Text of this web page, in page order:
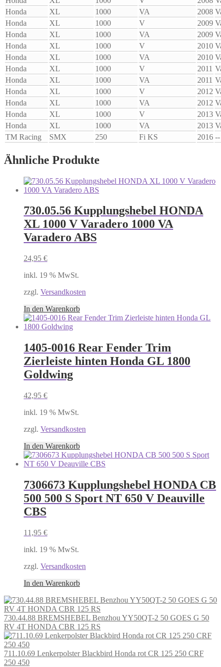
Honda
XL 1000 VA 2008
Honda
XL 1000 V 2009
Honda
XL 1000 VA 2009
Honda
XL 1000 V 2010
Honda
XL 1000 VA 2010
Honda
XL 1000 V 2011
Honda
XL 1000 VA 2011
Honda
XL 1000 V 2012
Honda
XL 1000 VA 2012
Honda
XL 1000 V 2013
Honda
XL 1000 VA 2013
TM Racing
SMX 250 Fi KS 2016 --
Ähnliche Produkte
730.05.56 Kupplungshebel HONDA
XL 1000 V Varadero 1000 VA
Varadero ABS
24,95 €
inkl. 19 % MwSt.
zzgl. Versandkosten
In den Warenkorb
1405-0016 Rear Fender Trim
Zierleiste hinten Honda GL 1800
Goldwing
42,95 €
inkl. 19 % MwSt.
zzgl. Versandkosten
In den Warenkorb
7306673 Kupplungshebel HONDA CB
500 500 S Sport NT 650 V Deauville
CBS
11,95 €
inkl. 19 % MwSt.
zzgl. Versandkosten
In den Warenkorb
730.44.88 BREMSHEBEL Benzhou YY50QT-2 50 GOES G 50
RV 4T HONDA CBR 125 RS
711.10.69 Lenkerpolster Blackbird Honda rot CR 125 250 CRF
250 450